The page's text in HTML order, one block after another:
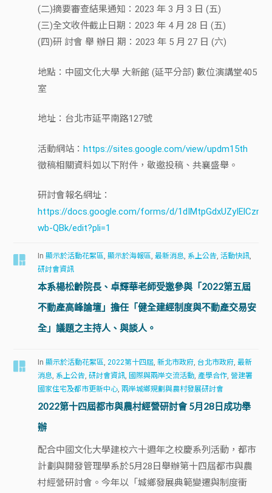
(二)摘要審查結果通知：2023 年 3 月 3 日 (五)
(三)全文收件截止日期：2023 年 4 月 28 日 (五)
(四)研 討會 舉 辦日 期：2023 年 5 月 27 日 (六)
地點：中國文化大學 大新館 (延平分部) 數位演講堂405
室
地址：台北市延平南路127號
活動網站：https://sites.google.com/view/updm15th
徵稿相關資料如以下附件，敬邀投稿、共襄盛舉。
研討會報名網址：
https://docs.google.com/forms/d/
wb-QBk/edit?pli=1
In顯示於活動花絮區,顯示於海報區,最新消息, 系上公告,活動快訊,
研討會資訊
本系楊松齡院長、卓輝華老師受邀參與「2022第五屆
不動產高峰論壇」擔任「健全建經制度與不動產交易安
全」議題之主持人、與談人。
In顯示於活動花絮區,2022第十四屆,新北市政府, 台北市政府,最新
消息, 系上公告,研討會資訊, 國際與兩岸交流活動, 產學合作,營建署
國家住宅及都市更新中心,兩岸城鄉規劃與農村發展研討會
2022第十四屆都市與農村經營研討會 5月28日成功舉
辦
配合中國文化大學建校六十週年之校慶系列活動，都市
計劃與開發管理學系於5月28日舉辦第十四屆都市與農
村經營研討會。今年以「城鄉發展典範變遷與制度衝